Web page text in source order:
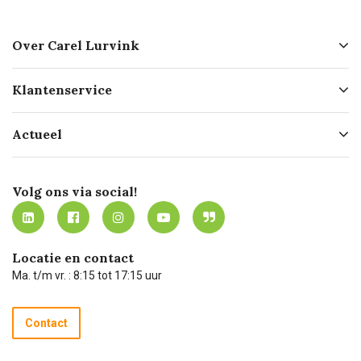
Over Carel Lurvink
Geschiedenis
Missie
Werken bij Carel Lurvink
MVO
Klantenservice
Bezorgen
Mijn Carel Lurvink
Mijn Carel Lurvink instructievideo's
Carel Lurvink App
Hulp op afstand
Technische dienst
Recycle programma
Betalen
Actueel
Innovation LAB
Tevreden klanten
Carel Lurvink Blog
Carel de podcast
Volg ons via social!
Locatie en contact
Ma. t/m vr. : 8:15 tot 17:15 uur
Contact